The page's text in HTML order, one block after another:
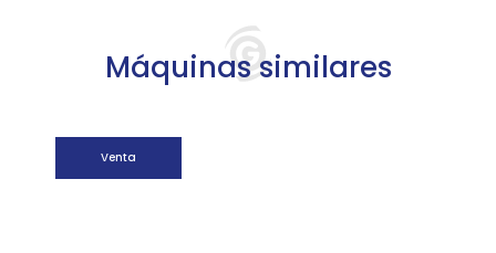
Máquinas similares
Venta